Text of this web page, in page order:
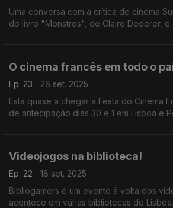
Uma conversa com a crítica de cinema
do livro "Monstros", de Claire Dederer, e
O cinema francês em todo o
Ep. 23
26 set. 2025
Está quase a chegar a Festa do Cinema
de antecipação dias 30 e 1 em Lisboa e
Videojogos na biblioteca!
Ep. 22
18 set. 2025
Bibliogamers é um evento à volta dos
acontece em várias bibliotecas de